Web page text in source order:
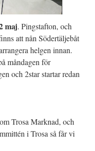
maj. Pingstafton, och
att nån Södertäljebåt
helgen innan.
måndagen för
och 2star startar redan
Trosa Marknad, och
i Trosa så får vi